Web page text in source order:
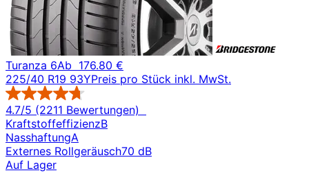
Turanza 6Ab 176.80 €
225/40 R19 93YPreis pro Stück inkl. MwSt.
4.7/5 (2211 Bewertungen)
KraftstoffeffizienzB
NasshaftungA
Externes Rollgeräusch70 dB
Auf Lager